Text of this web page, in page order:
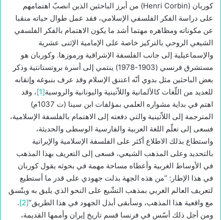
كوربان (Henri Corbin) من أبرز الباحثين الذين انصبّ اهتمامهم
على دراسة الفكر الفلسفي الإسلامي، فقد عمل طوال حياته منقبا
عن مكوناته ومظاهره مهتما أشد ما يكون الاهتمام بالفكر الفلسفي
الشيعي الروحي بالتركيز خاصة على اﻹمامية الإثنى عشرية
والإسماعيلية إلى جانب الفلسفة الإشراقية ورموزها. وكوربان هو
مستشرق فرنسي (1903-1978) ينتمي إلى أسرة بروتستانتية وذكر
بعض الباحثين مثل بدوي أنّه اعتنق الإسلام وقد عرف بنبوغه وإتقانه
للعديد من اللّغات كالألمانية واللاّتينية واليونانية والروسية[1]
، وقد
اهتم في بداية مشواره العلمي بمؤلفات ابن سينا (ت 1037م)
المترجمة إلى اللاّتينية والتي دفعته إلى الاهتمام بالفلسفة الإسلامية،
فسعى إلى تعلّم اللغة العربية والفارسية الوسطى والحديثة،
واستطاع بذلك الاطلاع أكثر على الفلسفة الإسلامية والإيرانية
بالتحديد وعلى المذهب الشيعي، فسعى إلى التعريف بهذا المذهب
في الأوساط الغربية وأعطاه مساحة مهمة في بحوثه يقول كوربان
في هذا الإطار: “من هذه الجهة بذلت جهودي على قدر ما أستطيع
لتعريف العالم الغربي بمذهب التشّيع على النحو الذي يليق به ويتّسق
مع واقعية هذا المذهب، وسأبقى أبذل الجهود في هذا الطريق”[2]
.
ومن أجل ذلك أسّس في فرنسا قسم تاريخ إيران وأممها القديمة،